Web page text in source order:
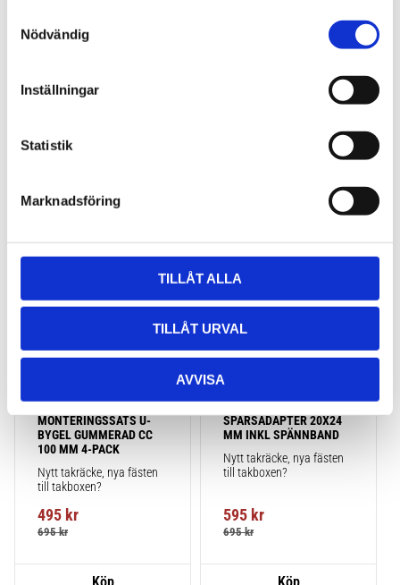
Nödvändig
Inställningar
Statistik
Marknadsföring
TILLÅT ALLA
TILLÅT URVAL
AVVISA
THULE DOCKGRIP
THULE HULL-A-PORT
TAKBOX.SE
MONTERINGSSATS U-
BYGEL GUMMERAD CC
100 MM 4-PACK
Nytt takräcke, nya fästen
till takboxen?
495 kr
695kr
TAKBOX.SE T-
SPÅRSADAPTER 20X24
MM INKL SPÄNNBAND
Nytt takräcke, nya fästen
till takboxen?
595 kr
695kr